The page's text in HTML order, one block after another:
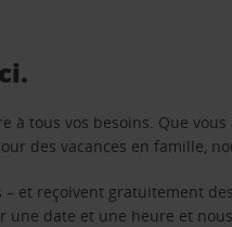
à tous vos besoins. Que
des vacances en famille,
et reçoivent gratuitement
date et une heure et